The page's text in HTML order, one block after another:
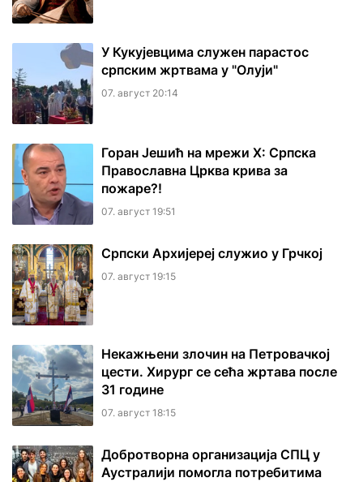
У Кукујевцима служен парастос
српским жртвама у "Олуји"
07. август 20:14
Горан Јешић на мрежи Х: Српска
Православна Црква крива за
пожаре?!
07. август 19:51
Српски Архијереј служио у Грчкој
07. август 19:15
Некажњени злочин на Петровачкој
цести. Хирург се сећа жртава после
31 године
07. август 18:15
Добротворна организација СПЦ у
Аустралији помогла потребитима